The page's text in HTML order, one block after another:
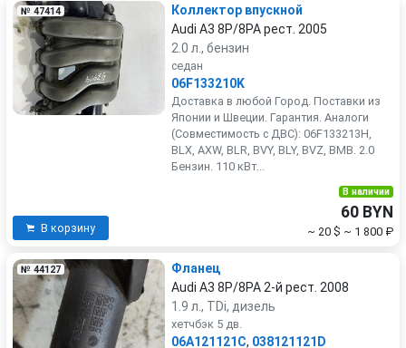
№ 47414
Коллектор впускной
Audi A3 8P/8PA рест. 2005
2.0 л., бензин
седан
06F133210K
Доставка в любой Город. Поставки из
Японии и Швеции. Гарантия. Аналоги
(Совместимость с ДВС): 06F133213H,
BLX, AXW, BLR, BVY, BLY, BVZ, BMB. 2.0
Бензин. 110 кВт...
В корзину
В наличии
60 BYN
~ 20 $ ~ 1 800 ₽
№ 44127
Фланец
Audi A3 8P/8PA 2-й рест. 2008
1.9 л., TDi, дизель
хетчбэк 5 дв.
06A121121C, 038121121D